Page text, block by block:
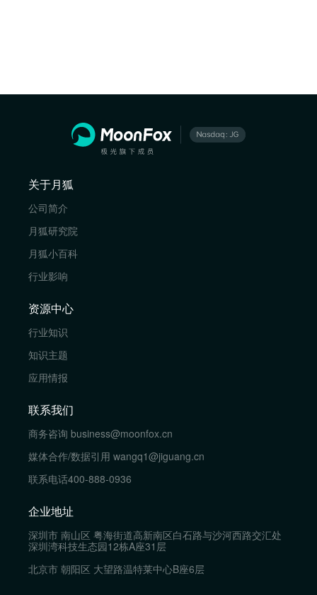
关于月狐
公司简介
月狐研究院
月狐小百科
行业影响
资源中心
行业知识
知识主题
应用情报
联系我们
商务咨询 business@moonfox.cn
媒体合作/数据引用 wangq1@jiguang.cn
联系电话400-888-0936
企业地址
深圳市 南山区 粤海街道高新南区白石路与沙河西路交汇处
深圳湾科技生态园12栋A座31层
北京市 朝阳区 大望路温特莱中心B座6层